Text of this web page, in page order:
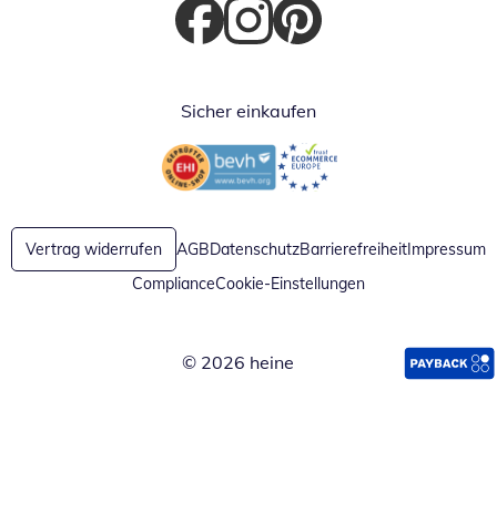
Öffnet in neuem Fenster
Öffnet in neuem Fenster
Öffnet in neuem Fenster
Sicher einkaufen
Öffnet in neuem FensterÖffnet in neuem Fenster
Vertrag widerrufen AGBDatenschutzBarrierefreiheitImpressum
ComplianceCookie-Einstellungen
© 2026 heine